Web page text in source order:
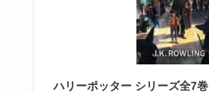
ハリーポッター シリーズ全7巻